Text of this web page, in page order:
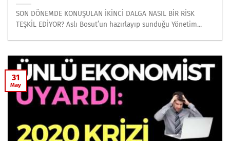
SON DÖNEMDE KONUŞULAN İKİNCİ DALGA NASIL BİR RİSK
TEŞKİL EDİYOR? Aslı Bosut’un hazırlayıp sunduğu Yönetim...
31
May